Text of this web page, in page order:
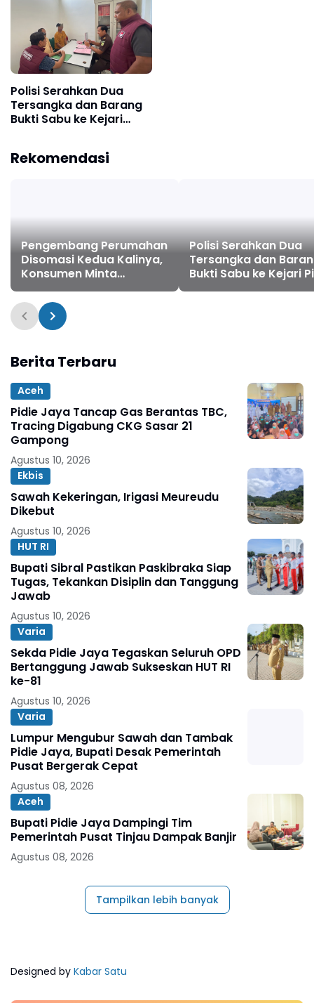
Rp186 Juta
Polisi Serahkan Dua
Tersangka dan Barang
Bukti Sabu ke Kejari
Rekomendasi
Pengembang Perumahan
Disomasi Kedua Kalinya,
Konsumen Minta
Pengembalian Dana
Rp186 Juta
Polisi Serahkan Dua
Tersangka dan
Bukti Sabu ke Kejari
Jaya
Berita Terbaru
Aceh
Pidie Jaya Tancap Gas Berantas TBC,
Tracing Digabung CKG Sasar 21
Gampong
Agustus 10, 2026
Ekbis
Sawah Kekeringan, Irigasi Meureudu
Dikebut
Agustus 10, 2026
HUT RI
Bupati Sibral Pastikan Paskibraka Siap
Tugas, Tekankan Disiplin dan Tanggung
Jawab
Agustus 10, 2026
Varia
Sekda Pidie Jaya Tegaskan Seluruh OPD
Bertanggung Jawab Sukseskan HUT RI
ke-81
Agustus 10, 2026
Varia
Lumpur Mengubur Sawah dan Tambak
Pidie Jaya, Bupati Desak Pemerintah
Pusat Bergerak Cepat
Agustus 08, 2026
Aceh
Bupati Pidie Jaya Dampingi Tim
Pemerintah Pusat Tinjau Dampak Banjir
Agustus 08, 2026
Tampilkan lebih banyak
Designed by Kabar Satu